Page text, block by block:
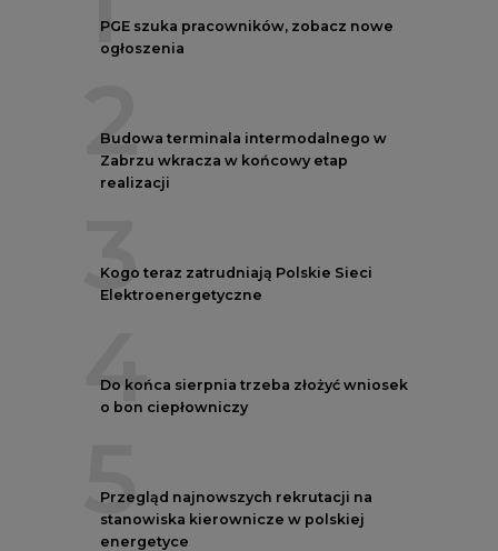
PGE szuka pracowników, zobacz nowe
ogłoszenia
2
Budowa terminala intermodalnego w
Zabrzu wkracza w końcowy etap
realizacji
3
Kogo teraz zatrudniają Polskie Sieci
Elektroenergetyczne
4
Do końca sierpnia trzeba złożyć wniosek
o bon ciepłowniczy
5
Przegląd najnowszych rekrutacji na
stanowiska kierownicze w polskiej
energetyce